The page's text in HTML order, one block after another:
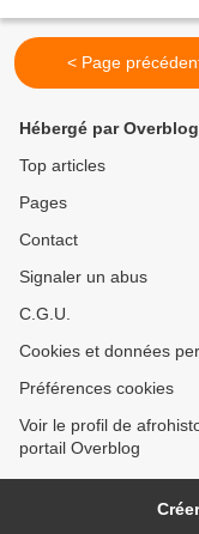
< Page
Hébergé par Overblog
Top articles
Pages
Contact
Signaler un abus
C.G.U.
Cookies et données
Préférences cookies
Voir le profil de
portail Overblog